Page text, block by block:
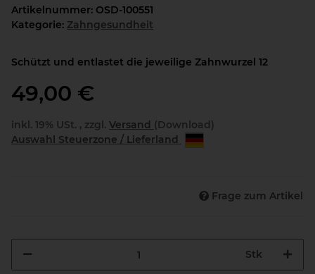
Artikelnummer: OSD-100551
Kategorie: Zahngesundheit
Schützt und entlastet die jeweilige Zahnwurzel 12
49,00 €
inkl. 19% USt. , zzgl. Versand (Download)
Auswahl Steuerzone / Lieferland
Frage zum Artikel
Stk